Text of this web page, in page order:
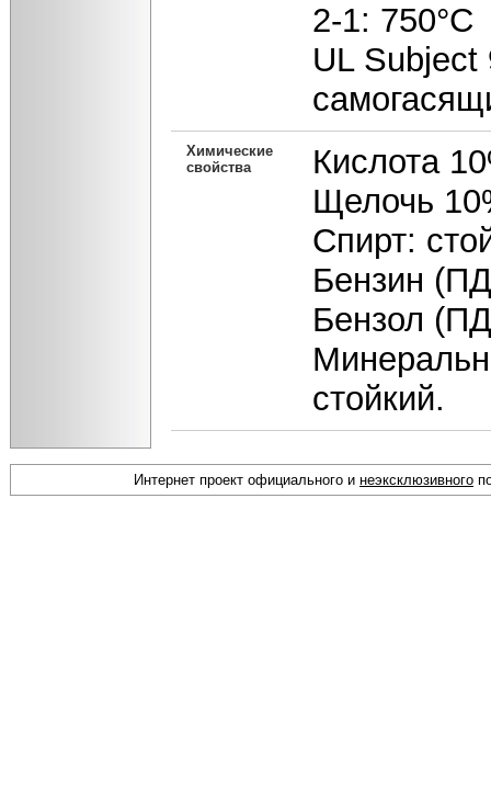
2-1: 750°С
UL Subject
Химические
свойства
Кислота
Щелочь
Спирт:
Бензин
Бензол
стойкий.
Интернет проект официального и неэксклюзивного